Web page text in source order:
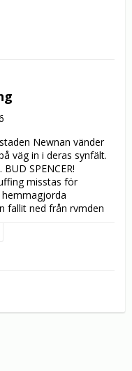
Newnan vänder
väg in i deras synfält.
SPENCER!
misstas för
fallit ned från rymden
tror dock inte Sheriff